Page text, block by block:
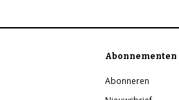
Abonnementen
Abonneren